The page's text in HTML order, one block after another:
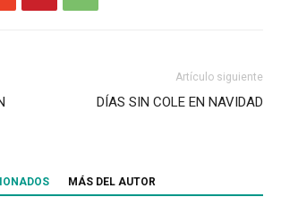
Artículo siguiente
DÍAS SIN COLE EN NAVIDAD
MÁS DEL AUTOR